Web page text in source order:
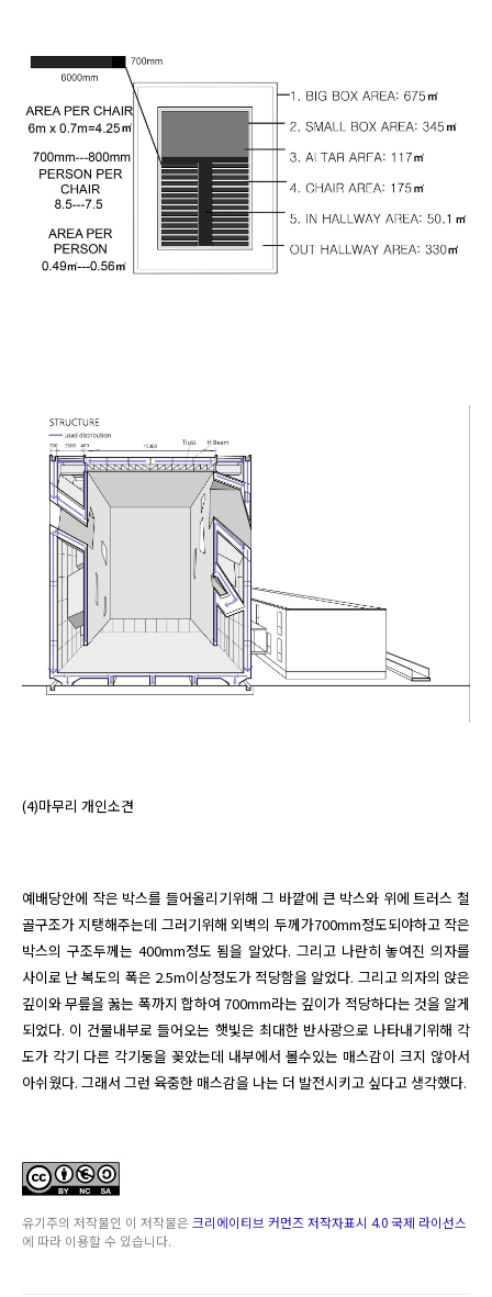
(4)마무리 개인소견
예배당안에 작은 박스를 들어올리기위해 그 바깥에 큰 박스와 위에 트러스 철
골구조가 지탱해주는데 그러기위해 외벽의 두께가700mm정도되야하고 작은
박스의 구조두께는 400mm정도 됨을 알았다. 그리고 나란히 놓여진 의자를
사이로 난 복도의 폭은 2.5m이상정도가 적당함을 알었다. 그리고 의자의 앉은
깊이와 무릎을 꿇는 폭까지 합하여 700mm라는 깊이가 적당하다는 것을 알게
되었다. 이 건물내부로 들어오는 햇빛은 최대한 반사광으로 나타내기위해 각
도가 각기 다른 각기둥을 꽂았는데 내부에서 볼수있는 매스감이 크지 않아서
아쉬웠다. 그래서 그런 육중한 매스감을 나는 더 발전시키고 싶다고 생각했다.
유기주의 저작물인 이 저작물은 크리에이티브 커먼즈 저작자표시 4.0 국제 라이선스
에 따라 이용할 수 있습니다.